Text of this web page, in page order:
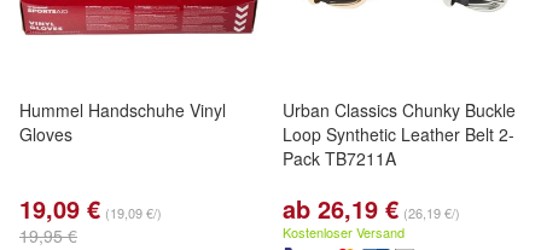
Hummel Handschuhe Vinyl
Gloves
19,09 € (19,09 €/)
19,95 €
Urban Classics Chunky Buckle
Loop Synthetic Leather Belt 2-
Pack TB7211A
ab 26,19 € (26,19 €/)
Kostenloser Versand